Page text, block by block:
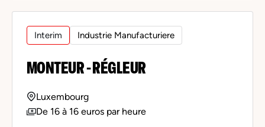
Interim Industrie Manufacturiere
MONTEUR - RÉGLEUR
Luxembourg
De 16 à 16 euros par heure